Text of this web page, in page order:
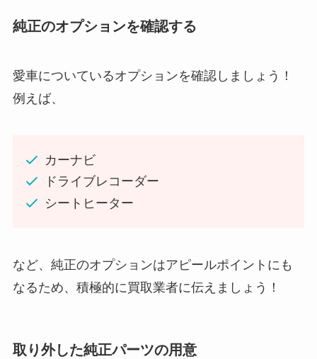
純正のオプションを確認する
愛車についているオプションを確認しましょう！
例えば、
カーナビ
ドライブレコーダー
シートヒーター
など、純正のオプションはアピールポイントにも
なるため、積極的に買取業者に伝えましょう！
取り外した純正パーツの用意